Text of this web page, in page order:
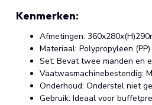
Kenmerken:
Afmetingen:
Materiaal: Polypropyleen
Set: Bevat twee manden en
Vaatwasmachinebestendig:
Onderhoud: Onderstel niet
Gebruik: Ideaal voor